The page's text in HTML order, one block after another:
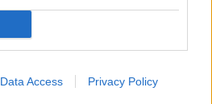
Data Access Privacy Policy